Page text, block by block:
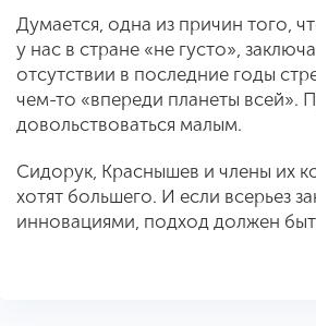
Думается, одна из причин того,
у нас в стране «не густо»,
отсутствии в последние годы
чем-то «впереди планеты всей».
довольствоваться малым.
Сидорук, Краснышев и члены их
хотят большего. И если всерьез
инновациями, подход должен